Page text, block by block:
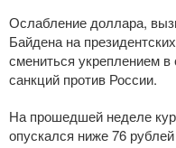
Ослабление доллара,
Байдена на
смениться укреплением
санкций против России.
На прошедшей неделе
опускался ниже 76